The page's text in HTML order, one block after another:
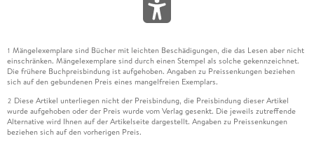
1 Mängelexemplare sind Bücher mit leichten Beschädigungen, die das Lesen aber nicht
einschränken. Mängelexemplare sind durch einen Stempel als solche gekennzeichnet.
Die frühere Buchpreisbindung ist aufgehoben. Angaben zu Preissenkungen beziehen
sich auf den gebundenen Preis eines mangelfreien Exemplars.
2 Diese Artikel unterliegen nicht der Preisbindung, die Preisbindung dieser Artikel
wurde aufgehoben oder der Preis wurde vom Verlag gesenkt. Die jeweils zutreffende
Alternative wird Ihnen auf der Artikelseite dargestellt. Angaben zu Preissenkungen
beziehen sich auf den vorherigen Preis.